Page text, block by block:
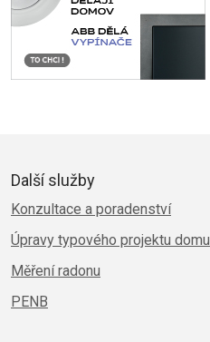
Další služby
Konzultace a poradenství
Úpravy typového projektu domu
Měření radonu
PENB